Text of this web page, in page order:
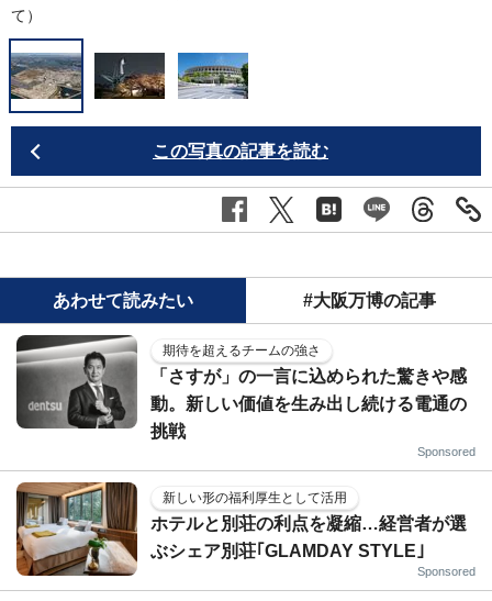
て）
この写真の記事を読む
あわせて読みたい #大阪万博の記事
期待を超えるチームの強さ
「さすが」の一言に込められた驚きや感
動。新しい価値を生み出し続ける電通の
挑戦
Sponsored
新しい形の福利厚生として活用
ホテルと別荘の利点を凝縮…経営者が選
ぶシェア別荘｢GLAMDAY STYLE｣
Sponsored